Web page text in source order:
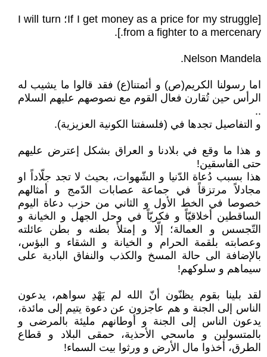
[If I get money as a price for my struggle؛ I will turn
from a fighter to a mercenary.].
Nelson Mandela.
اما رسولنا الكريم(ص) و أئمتنا(ع) فقد قالوا ما يشيب له
الرأس حين تُقارن فعال القوم مع نصوصهم عليهم السلام
..
و التفاصيل تجدها في (فلسفتنا الكونية العزيزية).
و هذا ما وقع في بلادنا و العراق بشكل إعترض عليهم
حتى الفاسقين!
هذا بسبب دُعاة الدّنيا و الشّهوات، بحيث لا تجد جلّاداً او
مجادلاً مرتزقاً في جماعة عصابات الدّمج و أمثالهم
خصوصا في الخط الأول و الثاني من حزب دعاة اليوم
الساقطين أخلاقيّاً و فكريّاً في وحل الجهل و الخيانة و
التّجسس و العمالة؛ إلّا و إمتلأ بطنه و بطن عائلته
وعصابته بلقمة الحرام و الخيانة و الشقاء و البؤس،
بالإضافة الى حالة المسخ والكذب والنفاق البادية على
سيماهم و سلوكهم!
لقد بلينا بقوم يظنّون أنّ الله لم يَهْدِ سواهم، يدعون
الناس إلى الجنة و هم عاجزون عن دعوة يتيم إلى مائدة،
يدعون الناس إلى الجنة و أوطانهم مليئة بالمرضى و
بالمتسولين و ماسحي الأحذية، حمقى البلاد و قطاع
الطرق، أخذوا مال الأرض و ورثوا بيت السماء!